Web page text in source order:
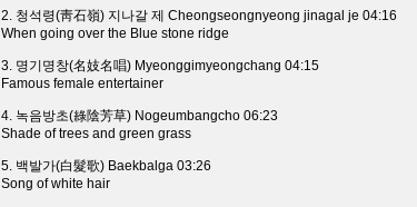
2. 청석령(靑石嶺) 지나갈 제 Cheongseongnyeong jinagal je 04:16
When going over the Blue stone ridge
3. 명기명창(名妓名唱) Myeonggimyeongchang 04:15
Famous female entertainer
4. 녹음방초(綠陰芳草) Nogeumbangcho 06:23
Shade of trees and green grass
5. 백발가(白髮歌) Baekbalga 03:26
Song of white hair